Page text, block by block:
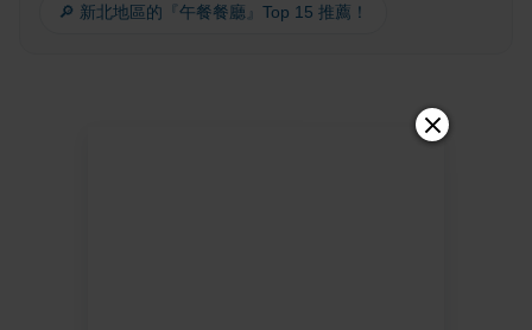
🔎 新北地區的『午餐餐廳』Top 15 推薦！